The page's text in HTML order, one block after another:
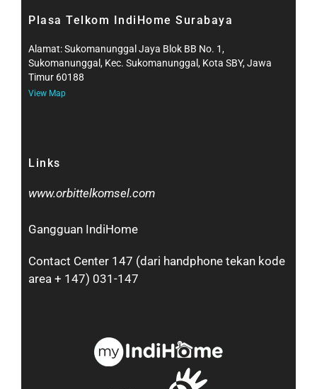
Plasa Telkom IndiHome Surabaya
Alamat: Sukomanunggal Jaya Blok BB No. 1,
Sukomanunggal, Kec. Sukomanunggal, Kota SBY, Jawa
Timur 60188
View Map
Links
www.orbittelkomsel.com
Gangguan IndiHome
Contact Center 147 (dari handphone tekan kode
area + 147) 031-147